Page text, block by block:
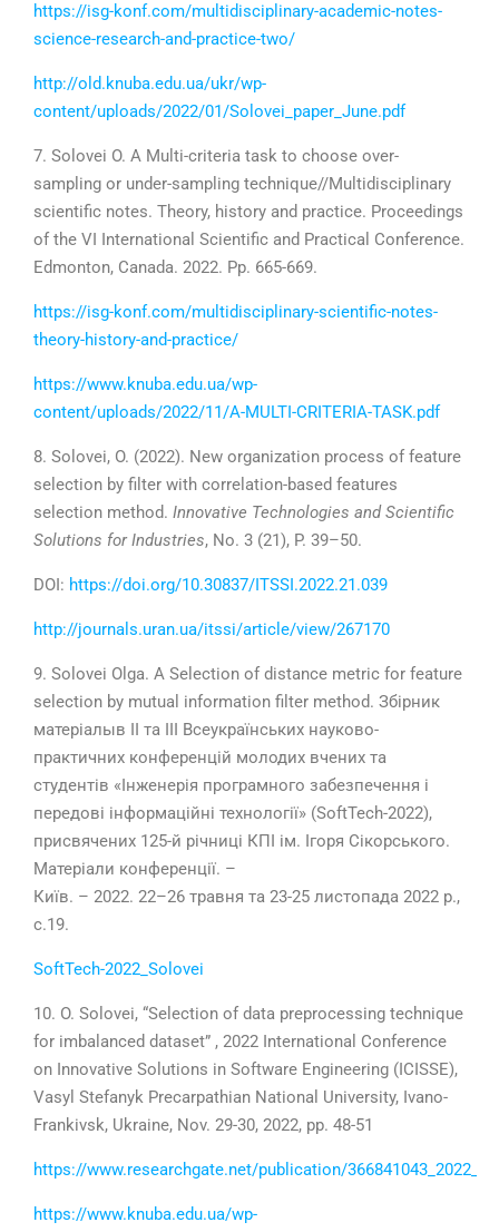
https://isg-konf.com/multidisciplinary-academic-notes-
science-research-and-practice-two/
http://old.knuba.edu.ua/ukr/wp-
content/uploads/2022/01/Solovei_paper_June.pdf
7. Solovei O. A Multi-criteria task to choose over-
sampling or under-sampling technique//Multidisciplinary
scientific notes. Theory, history and practice. Proceedings
of the VI International Scientific and Practical Conference.
Edmonton, Canada. 2022. Pp. 665-669.
https://isg-konf.com/multidisciplinary-scientific-notes-
theory-history-and-practice/
https://www.knuba.edu.ua/wp-
content/uploads/2022/11/A-MULTI-CRITERIA-TASK.pdf
8. Solovei, O. (2022). New organization process of feature
selection by filter with correlation-based features
selection method. Innovative Technologies and Scientific
Solutions for Industries, No. 3 (21), P. 39–50.
DOI: https://doi.org/10.30837/ITSSI.2022.21.039
http://journals.uran.ua/itssi/article/view/267170
9. Solovei Olga. A Selection of distance metric for feature
selection by mutual information filter method. Збірник
матеріалыв ІІ та ІІІ Всеукраїнських науково-
практичних конференцій молодих вчених та
студентів «Інженерія програмного забезпечення і
передові інформаційні технології» (SoftTech-2022),
присвячених 125-й річниці КПІ ім. Ігоря Сікорського.
Матеріали конференції. –
Київ. – 2022. 22–26 травня та 23-25 листопада 2022 р.,
с.19.
SoftTech-2022_Solovei
10. O. Solovei, “Selection of data preprocessing technique
for imbalanced dataset” , 2022 International Conference
on Innovative Solutions in Software Engineering (ICISSE),
Vasyl Stefanyk Precarpathian National University, Ivano-
Frankivsk, Ukraine, Nov. 29-30, 2022, pp. 48-51
https://www.researchgate.net/publication/
https://www.knuba.edu.ua/wp-